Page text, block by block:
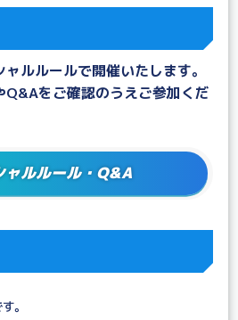
ルルールで開催いたします。
Q&Aをご確認のうえご参加くだ
ャルルール・Q&A
。